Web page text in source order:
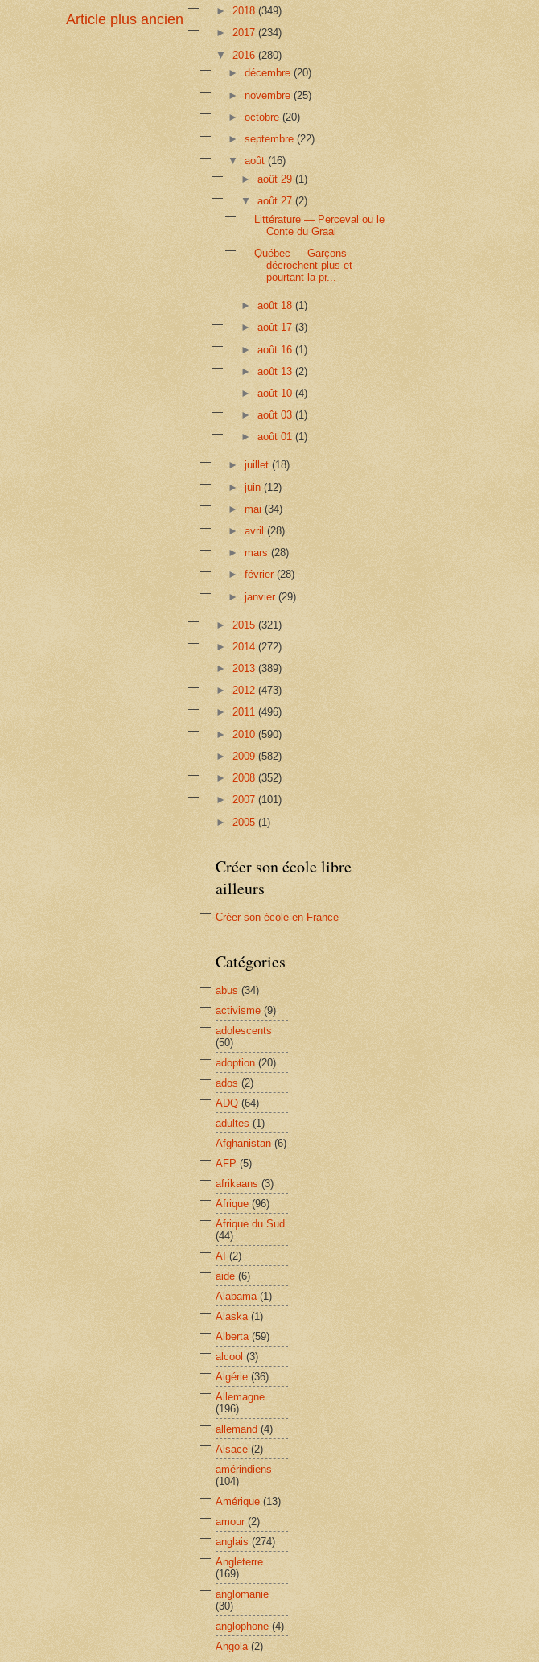
Article plus ancien
► 2018 (349)
► 2017 (234)
▼ 2016 (280)
►décembre(20)
► novembre(25)
►octobre(20)
►septembre(22)
▼août(16)
► août 29 (1)
▼ août 27 (2)
Littérature — Perceval ou le
Conte du Graal
Québec — Garçons
décrochent plus et
pourtant la pr...
► août 18 (1)
► août 17 (3)
► août 16 (1)
► août 13 (2)
► août 10 (4)
► août 03 (1)
► août 01 (1)
►juillet(18)
►juin(12)
►mai(34)
►avril(28)
►mars(28)
►février(28)
►janvier(29)
► 2015 (321)
► 2014 (272)
► 2013 (389)
► 2012 (473)
► 2011 (496)
► 2010 (590)
► 2009 (582)
► 2008 (352)
► 2007 (101)
► 2005 (1)
Créer son école libre
ailleurs
Créer son école en France
Catégories
abus (34)
activisme (9)
adolescents
(50)
adoption (20)
ados (2)
ADQ (64)
adultes (1)
Afghanistan (6)
AFP (5)
afrikaans (3)
Afrique (96)
Afrique du Sud
(44)
AI (2)
aide (6)
Alabama (1)
Alaska (1)
Alberta (59)
alcool (3)
Algérie (36)
Allemagne
(196)
allemand (4)
Alsace (2)
amérindiens
(104)
Amérique (13)
amour (2)
anglais (274)
Angleterre
(169)
anglomanie
(30)
anglophone (4)
Angola (2)